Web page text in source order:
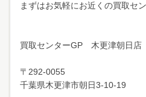
まずはお気軽にお近くの買取セ
買取センターGP 木更津朝日
〒292-0055
千葉県木更津市朝日3-10-19